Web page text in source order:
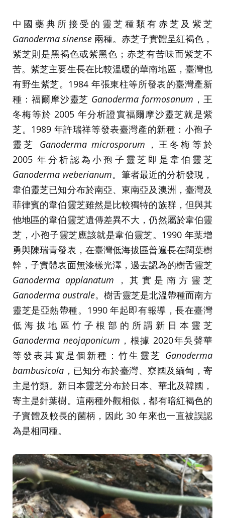
中國藥典所接受的靈芝種類有赤芝及紫芝
Ganoderma sinense 兩種。赤芝子實體呈紅褐色，
紫芝則是黑褐色或紫黑色；赤芝有苦味而紫芝不
苦。紫芝主要生長在比較溫暖的華南地區，臺灣也
有野生紫芝。1984 年張東柱等所發表的臺灣產新
種：福爾摩沙靈芝 Ganoderma formosanum ，王
冬梅等於 2005 年分析證實福爾摩沙靈芝就是紫
芝。1989 年許瑞祥等發表臺灣產的新種：小孢子
靈芝 Ganoderma microsporum ，王冬梅等於
2005 年分析認為小孢子靈芝即是韋伯靈芝
Ganoderma weberianum。筆者最近的分析發現，
韋伯靈芝已知分布於南亞、東南亞及澳洲，臺灣及
菲律賓的韋伯靈芝雖然是比較獨特的族群，但與其
他地區的韋伯靈芝遺傳差異不大，仍然屬於韋伯靈
芝，小孢子靈芝應該就是韋伯靈芝。1990 年葉增
勇與陳瑞青發表，在臺灣低海拔區普遍長在闊葉樹
幹，子實體表面無漆樣光澤，過去認為的樹舌靈芝
Ganoderma applanatum ，其實是南方靈芝
Ganoderma australe。樹舌靈芝是北溫帶種而南方
靈芝是亞熱帶種。1990 年起即有報導，長在臺灣
低海拔地區竹子根部的所謂新日本靈芝
Ganoderma neojaponicum ，根據 2020年吳聲華
等發表其實是個新種：竹生靈芝 Ganoderma
bambusicola ，已知分布於臺灣、寮國及緬甸，寄
主是竹類。新日本靈芝分布於日本、華北及韓國，
寄主是針葉樹。這兩種外觀相似，都有暗紅褐色的
子實體及較長的菌柄，因此 30 年來也一直被誤認
為是相同種。